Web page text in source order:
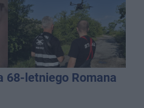
68-letniego Romana